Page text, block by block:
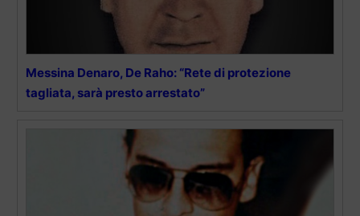
Messina Denaro, De Raho: “Rete di protezione
tagliata, sarà presto arrestato”